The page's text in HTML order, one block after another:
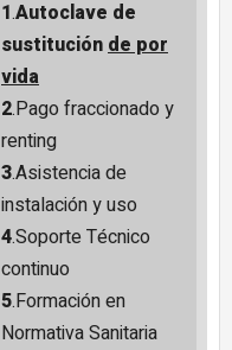
1.Autoclave de
sustituciónde por
vida
2.Pago fraccionado y
renting
3.Asistencia de
instalación y uso
4.Soporte Técnico
continuo
5.Formación en
Normativa Sanitaria